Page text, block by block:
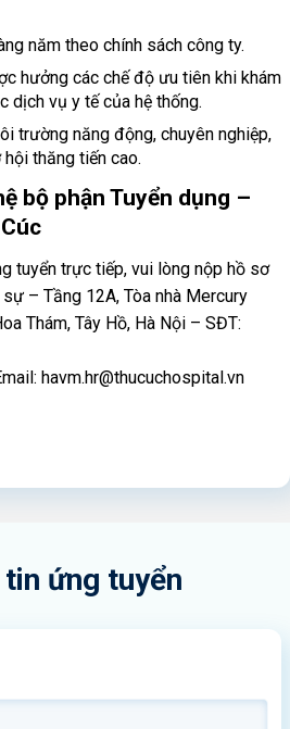
năm theo chính sách công ty.
hưởng các chế độ ưu tiên khi khám
dịch vụ y tế của hệ thống.
trường năng động, chuyên nghiệp,
thăng tiến cao.
bộ phận Tuyển dụng –
tuyển trực tiếp, vui lòng nộp hồ sơ
– Tầng 12A, Tòa nhà Mercury
Thám, Tây Hồ, Hà Nội – SĐT:
havm.hr@thucuchospital.vn
ứng tuyển